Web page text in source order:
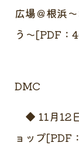
広場＠根浜
う～[PDF：
主催
DMC
◆ 11月12
ョップ[PDF